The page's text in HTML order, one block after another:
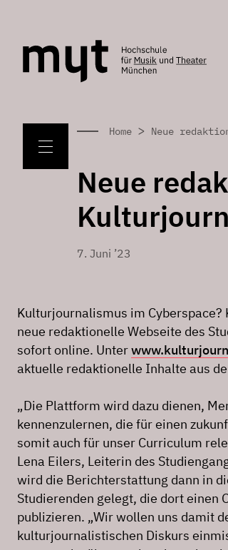
Home > Neue
Neue
7. Juni ’23
Kulturjournalismus im
neue redaktionelle Webseite des
sofort online. Unter
aktuelle redaktionelle Inhalte aus
„Die Plattform wird dazu dienen,
kennenzulernen, die für einen
somit auch für unser Curriculum
Lena Eilers, Leiterin des
wird die Berichterstattung dann in
Studierenden gelegt, die dort einen
publizieren. „Wir wollen uns damit
kulturjournalistischen Diskurs